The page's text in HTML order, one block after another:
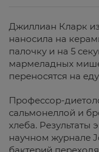
Джиллиан Кларк
наносила на
палочку и на 5
мармеладных
переносятся на
Профессор-
сальмонеллой и
хлеба. Результаты
научном журнале